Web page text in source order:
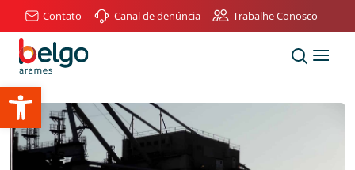
Abrir a barra de ferramentas
Contato Canal de denúncia Trabalhe Conosco